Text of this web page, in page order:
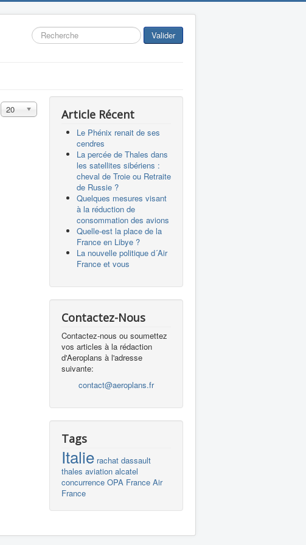
Rechercher Valider
Affichage #
20
Article Récent
Le Phénix renait de ses
cendres
La percée de Thales dans
les satellites sibériens :
cheval de Troie ou Retraite
de Russie ?
Quelques mesures visant
à la réduction de
consommation des avions
Quelle-est la place de la
France en Libye ?
La nouvelle politique d´Air
France et vous
Contactez-Nous
Contactez-nous ou soumettez
vos articles à la rédaction
d'Aeroplans à l'adresse
suivante:
contact@aeroplans.fr
Tags
Italie rachat dassault
thales aviation alcatel
concurrence OPA France Air
France